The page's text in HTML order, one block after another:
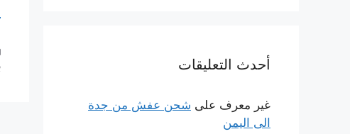
أحدث التعليقات
غير معرف على شحن عفش من جدة
الى اليمن